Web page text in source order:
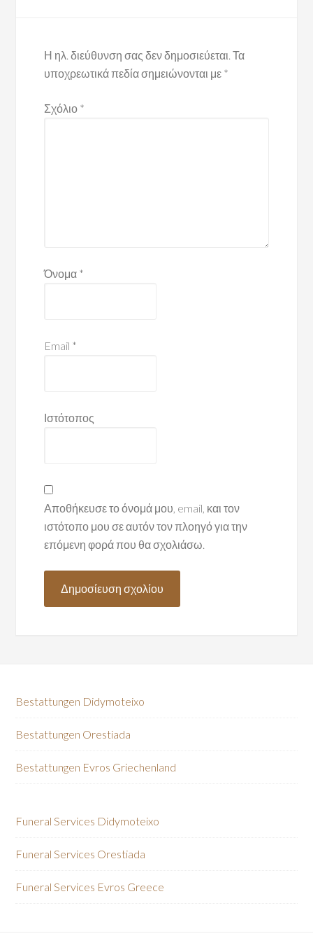
Η ηλ. διεύθυνση σας δεν δημοσιεύεται. Τα
υποχρεωτικά πεδία σημειώνονται με *
Σχόλιο *
Όνομα *
Email *
Ιστότοπος
Αποθήκευσε το όνομά μου, email, και τον
ιστότοπο μου σε αυτόν τον πλοηγό για την
επόμενη φορά που θα σχολιάσω.
Bestattungen Didymoteixo
Bestattungen Orestiada
Bestattungen Evros Griechenland
Funeral Services Didymoteixo
Funeral Services Orestiada
Funeral Services Evros Greece